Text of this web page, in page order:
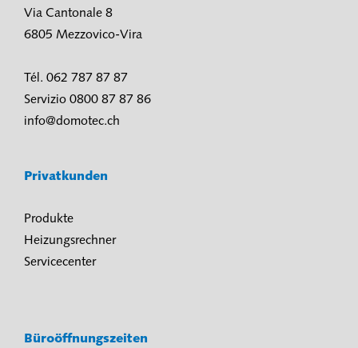
Via Cantonale 8
6805 Mezzovico-Vira
Tél. 062 787 87 87
Servizio 0800 87 87 86
info@domotec.ch
Privatkunden
Produkte
Heizungsrechner
Servicecenter
Büroöffnungszeiten